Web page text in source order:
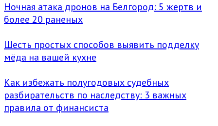
Ночная атака дронов на Белгород: 5 жертв и
более 20 раненых
Шесть простых способов выявить подделку
мёда на вашей кухне
Как избежать полугодовых судебных
разбирательств по наследству: 3 важных
правила от финансиста